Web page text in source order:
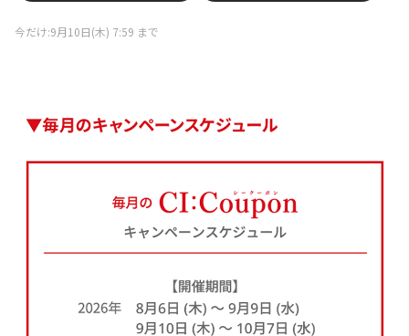
今だけ:9月10日(木) 7:59 まで